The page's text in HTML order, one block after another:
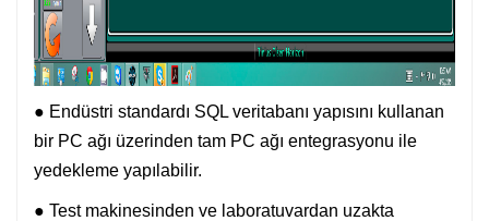
● Endüstri standardı SQL veritabanı yapısını kullanan
bir PC ağı üzerinden tam PC ağı entegrasyonu ile
yedekleme yapılabilir.
● Test makinesinden ve laboratuvardan uzakta